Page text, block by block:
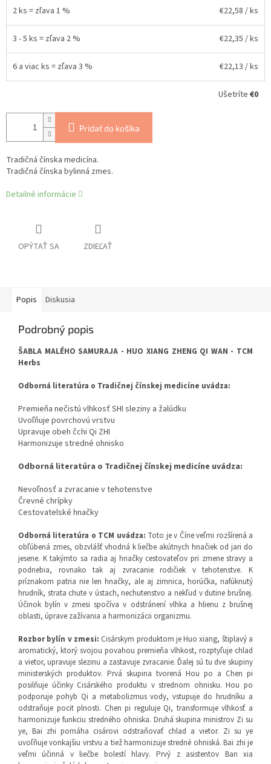
2 ks = zľava 1 % €22,58 / ks
3 - 5 ks = zľava 2 % €22,35 / ks
6 a viac ks = zľava 3 % €22,13 / ks
Ušetríte €0
Pridať do košíka
Tradičná čínska medicína.
Tradičná čínska bylinná zmes.
Detailné informácie
OPÝTAŤ SA ZDIEĽAŤ
Popis Diskusia
Podrobný popis
ŠABLA MALÉHO SAMURAJA - HUO XIANG ZHENG QI WAN - TCM
Herbs
Odborná literatúra o Tradičnej čínskej medicíne uvádza:
Premieňa nečistú vlhkosť SHI sleziny a žalúdku
Uvoľňuje povrchovú vrstvu
Upravuje obeh čchi Qi ZHI
Harmonizuje stredné ohnisko
Odborná literatúra o Tradičnej čínskej medicíne uvádza:
Nevoľnosť a zvracanie v tehotenstve
Črevné chrípky
Cestovatelské hnačky
Odborná literatúra o TCM uvádza: Toto je v Číne veľmi rozšírená a
obľúbená zmes, obzvlášť vhodná k liečbe akútnych hnačiek od jari do
jesene. K takýmto sa radia aj hnačky cestovateľov pri zmene stravy a
podnebia, rovnako tak aj zvracanie rodičiek v tehotenstve. K
príznakom patria nie len hnačky, ale aj zimnica, horúčka, nafúknutý
hrudník, strata chute v ústach, nechutenstvo a nekľud v dutine brušnej.
Účinok bylín v zmesi spočíva v odstránení vlhka a hlienu z brušnej
oblasti, úprave zažívania a harmonizácii organizmu.
Rozbor bylín v zmesi: Cisárskym produktom je Huo xiang, štiplavý a
aromatický, ktorý svojou povahou premieňa vlhkost, rozptyľuje chlad
a vietor, upravuje slezinu a zastavuje zvracanie. Ďalej sú tu dve skupiny
ministerských produktov. Prvá skupina tvorená Hou po a Chen pi
posilňuje účinky Cisárského produktu v strednom ohnisku. Hou po
podporuje pohyb Qi a metabolizmus vody, vstupuje do hrudníku a
odstraňuje pocit plnosti. Chen pi reguluje Qi, transformuje vlhkosť a
harmonizuje funkciu stredného ohniska. Druhá skupina ministrov Zi su
ye, Bai zhi pomáha cisárovi odstraňovať chlad a vietor. Zi su ye
uvoľňuje vonkajšiu vrstvu a tiež harmonizuje stredné ohniská. Bai zhi je
veľmi účinná v liečbe bolestí hlavy. Prvý z asistentov Ban xia